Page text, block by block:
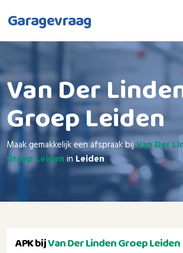
Garagevraag
Van Der
Groep Leiden
Maak gemakkelijk een afspraak bijVan Der
Groep Leiden in Leiden
APK bijVan Der Linden Groep Leiden